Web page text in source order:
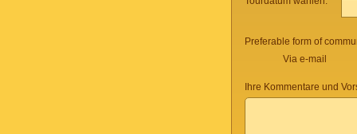
Preferable form of
Via e-mail
Ihre Kommentare und